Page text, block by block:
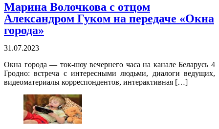
Марина Волочкова с отцом
Александром Гуком на передаче «Окна
города»
31.07.2023
Окна города — ток-шоу вечернего часа на канале Беларусь 4
Гродно: встреча с интересными людьми, диалоги ведущих,
видеоматериалы корреспондентов, интерактивная […]